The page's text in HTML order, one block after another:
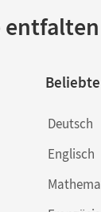
entfalten
Deutsch
Englisch